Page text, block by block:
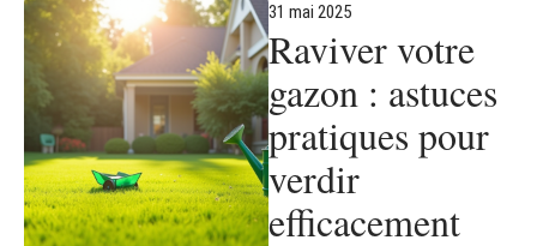
31 mai 2025
Raviver votre
gazon : astuces
pratiques pour
verdir
efficacement